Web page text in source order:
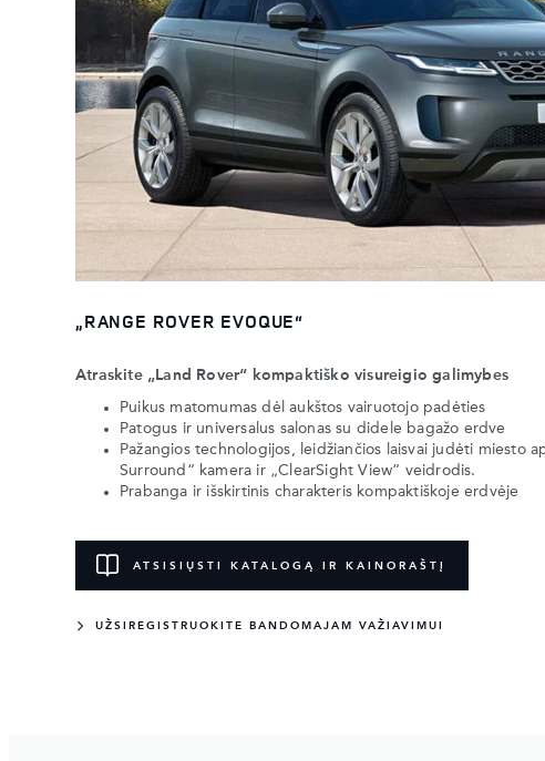
„RANGE ROVER EVOQUE“
Atraskite „Land Rover“ kompaktiško visureigio galimybes
Puikus matomumas dėl aukštos vairuotojo padėties
Patogus ir universalus salonas su didele bagažo erdve
Pažangios technologijos, leidžiančios laisvai judėti miesto
Surround“ kamera ir „ClearSight View“ veidrodis.
Prabanga ir išskirtinis charakteris kompaktiškoje erdvėje
ATSISIŲSTI KATALOGĄ IR KAINORAŠTĮ
UŽSIREGISTRUOKITE BANDOMAJAM VAŽIAVIMUI